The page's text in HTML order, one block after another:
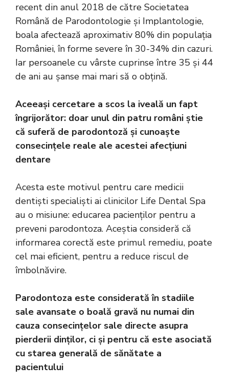
recent din anul 2018 de către Societatea
Română de Parodontologie și Implantologie,
boala afectează aproximativ 80% din populația
României, în forme severe în 30-34% din cazuri.
Iar persoanele cu vârste cuprinse între 35 și 44
de ani au șanse mai mari să o obțină.
Aceeași cercetare a scos la iveală un fapt
îngrijorător: doar unul din patru români știe
că suferă de parodontoză și cunoaște
consecințele reale ale acestei afecțiuni
dentare
Acesta este motivul pentru care medicii
dentiști specialiști ai clinicilor Life Dental Spa
au o misiune: educarea pacienților pentru a
preveni parodontoza. Aceștia consideră că
informarea corectă este primul remediu, poate
cel mai eficient, pentru a reduce riscul de
îmbolnăvire.
Parodontoza este considerată în stadiile
sale avansate o boală gravă nu numai din
cauza consecințelor sale directe asupra
pierderii dinților, ci și pentru că este asociată
cu starea generală de sănătate a
pacientului